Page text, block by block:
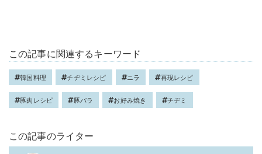
この記事に関連するキーワード
韓国料理 チヂミレシピ ニラ 再現レシピ
豚肉レシピ 豚バラ お好み焼き チヂミ
この記事のライター